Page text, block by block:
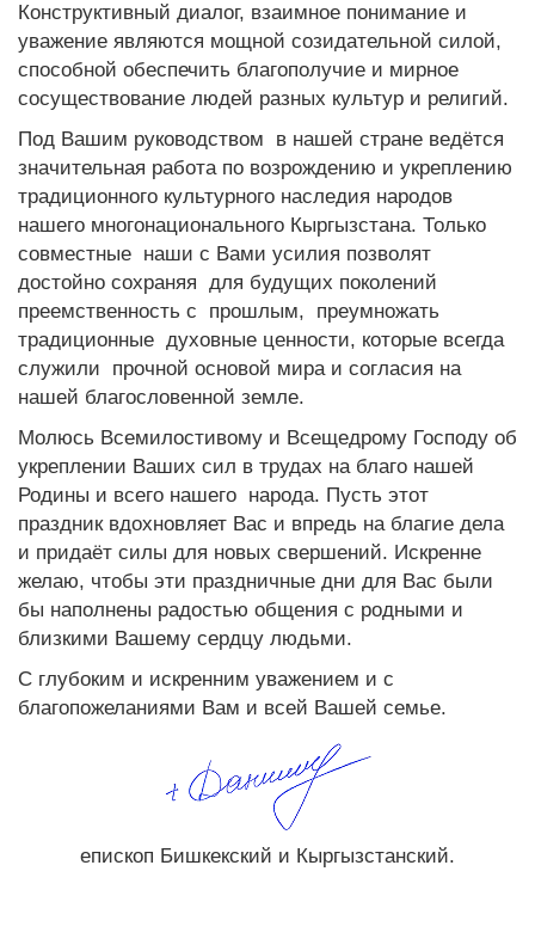
Конструктивный диалог, взаимное понимание и
уважение являются мощной созидательной силой,
способной обеспечить благополучие и мирное
сосуществование людей разных культур и религий.
Под Вашим руководством в нашей стране ведётся
значительная работа по возрождению и укреплению
традиционного культурного наследия народов
нашего многонационального Кыргызстана. Только
совместные наши с Вами усилия позволят
достойно сохраняя для будущих поколений
преемственность с прошлым, преумножать
традиционные духовные ценности, которые всегда
служили прочной основой мира и согласия на
нашей благословенной земле.
Молюсь Всемилостивому и Всещедрому Господу об
укреплении Ваших сил в трудах на благо нашей
Родины и всего нашего народа. Пусть этот
праздник вдохновляет Вас и впредь на благие дела
и придаёт силы для новых свершений. Искренне
желаю, чтобы эти праздничные дни для Вас были
бы наполнены радостью общения с родными и
близкими Вашему сердцу людьми.
С глубоким и искренним уважением и с
благопожеланиями Вам и всей Вашей семье.
епископ Бишкекский и Кыргызстанский.